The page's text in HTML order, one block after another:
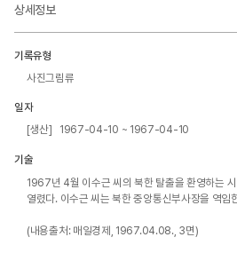
상세정보
기록유형
사진그림류
일자
[생산] 1967-04-10 ~ 1967-04-10
기술
1967년 4월 이수근 씨의 북한 탈출을 환영하는
열렸다. 이수근 씨는 북한 중앙통신부사장을 역임
(내용출처: 매일경제, 1967.04.08., 3면)